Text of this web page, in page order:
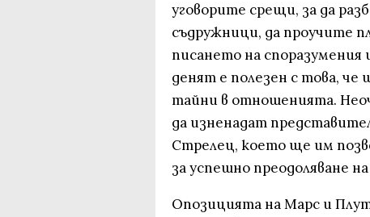
уговорите срещи, за да
съдружници, да проучите
писането на споразумения
денят е полезен с това, че
тайни в отношенията.
да изненадат
Стрелец, което ще им
за успешно преодоляване
Опозицията на Марс и